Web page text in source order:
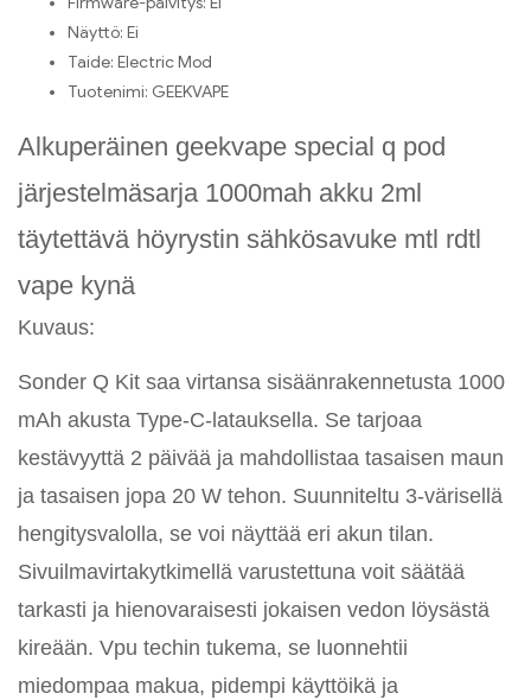
Näyttö: Ei
Taide: Electric Mod
Tuotenimi: GEEKVAPE
Alkuperäinen geekvape special q pod
järjestelmäsarja 1000mah akku 2ml
täytettävä höyrystin sähkösavuke mtl rdtl
vape kynä
Kuvaus:
Sonder Q Kit saa virtansa sisäänrakennetusta 1000
mAh akusta Type-C-latauksella. Se tarjoaa
kestävyyttä 2 päivää ja mahdollistaa tasaisen maun
ja tasaisen jopa 20 W tehon. Suunniteltu 3-värisellä
hengitysvalolla, se voi näyttää eri akun tilan.
Sivuilmavirtakytkimellä varustettuna voit säätää
tarkasti ja hienovaraisesti jokaisen vedon löysästä
kireään. Vpu techin tukema, se luonnehtii
miedompaa makua, pidempi käyttöikä ja